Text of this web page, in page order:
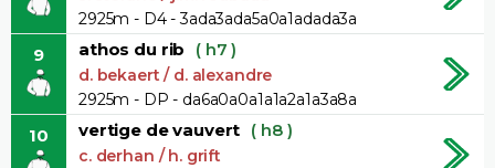
2925m - D4 - 3ada3ada5a0a1adada3a
9 athos du rib ( h7 )
d. bekaert / d. alexandre
2925m - DP - da6a0a0a1a1a2a1a3a8a
10 vertige de vauvert ( h8 )
c. derhan / h. grift